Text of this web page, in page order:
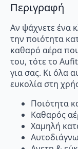
Περιγραφή
Αν ψάχνετε ένα
την ποιότητα
καθαρό αέρα
του, τότε το
για σας. Κι όλα
ευκολία στη
Ποιότητα
Καθαρός
Χαμηλή